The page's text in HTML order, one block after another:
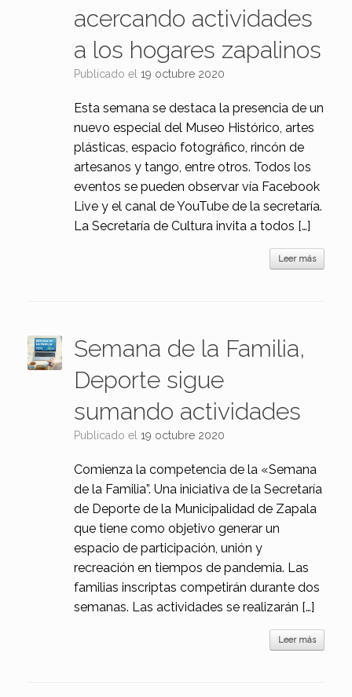
acercando actividades
a los hogares zapalinos
Publicado el 19 octubre 2020
Esta semana se destaca la presencia de un
nuevo especial del Museo Histórico, artes
plásticas, espacio fotográfico, rincón de
artesanos y tango, entre otros. Todos los
eventos se pueden observar vía Facebook
Live y el canal de YouTube de la secretaría.
La Secretaría de Cultura invita a todos […]
Leer más
Semana de la Familia,
Deporte sigue
sumando actividades
Publicado el 19 octubre 2020
Comienza la competencia de la «Semana
de la Familia”. Una iniciativa de la Secretaría
de Deporte de la Municipalidad de Zapala
que tiene como objetivo generar un
espacio de participación, unión y
recreación en tiempos de pandemia. Las
familias inscriptas competirán durante dos
semanas. Las actividades se realizarán […]
Leer más